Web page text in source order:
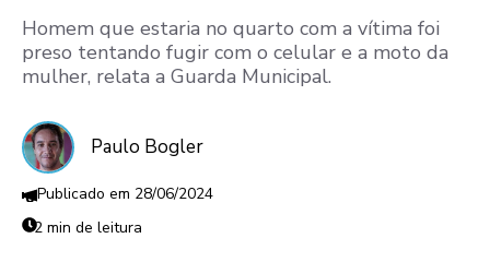
Homem que estaria no quarto com a vítima foi
preso tentando fugir com o celular e a moto da
mulher, relata a Guarda Municipal.
Paulo Bogler
28/06/2024
2 min de leitura